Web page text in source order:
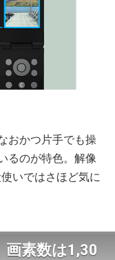
おかつ片手でも操
るのが特色。解像
いではさほど気に
素数は1,30